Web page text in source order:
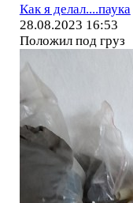
Как я делал....паука
28.08.2023 16:53
Положил под груз